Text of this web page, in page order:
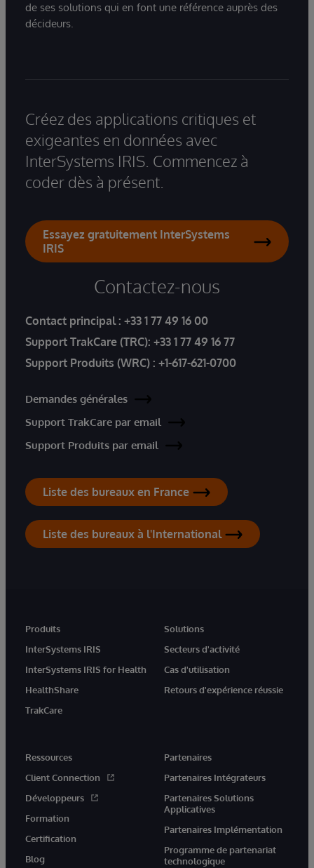
de ses solutions qui en font une référence auprès des
décideurs.
Créez des applications critiques et
exigeantes en données avec
InterSystems IRIS. Commencez à
coder dès à présent.
Essayez gratuitement InterSystems
IRIS
Contactez-nous
Contact principal : +33 1 77 49 16 00
Support TrakCare (TRC): +33 1 77 49 16 77
Support Produits (WRC) : +1-617-621-0700
Demandes générales
Support TrakCare par email
Support Produits par email
Liste des bureaux en France
Liste des bureaux à l'International
Produits
InterSystems IRIS
InterSystems IRIS for Health
HealthShare
TrakCare
Solutions
Secteurs d'activité
Cas d'utilisation
Retours d'expérience réussie
Ressources
Client Connection
Développeurs
Formation
Certification
Blog
Partenaires
Partenaires Intégrateurs
Partenaires Solutions
Applicatives
Partenaires Implémentation
Programme de partenariat
technologique